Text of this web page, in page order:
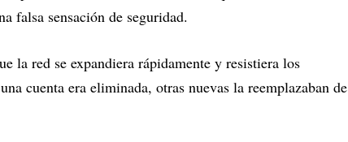
falsa sensación de seguridad.
la red se expandiera rápidamente y resistiera los
cuenta era eliminada, otras nuevas la reemplazaban de